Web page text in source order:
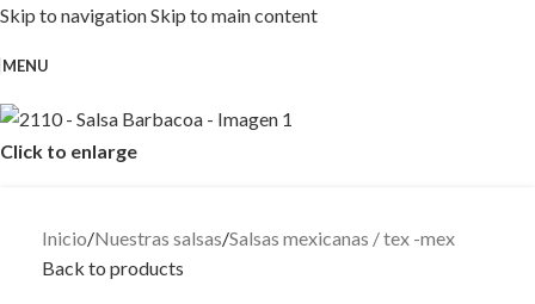
Skip to navigationSkip to main content
MENU
Click to enlarge
Inicio/Nuestras salsas/Salsas mexicanas / tex -mex
Back to products